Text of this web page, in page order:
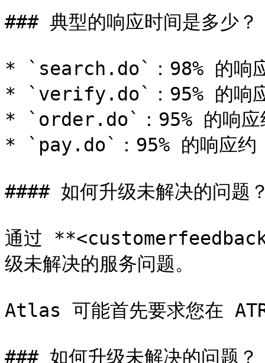
### 典型的响应时间是多少？
* `search.do`：98% 的响
* `verify.do`：95% 的响
* `order.do`：95% 的响
* `pay.do`：95% 的响应
#### 如何升级未解决的问题
通过
级未解决的服务问题。
Atlas 可能首先要求您在
### 如何升级未解决的问题？